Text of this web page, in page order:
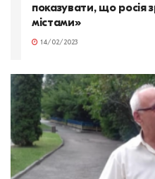
показувати, що росія
містами»
14/02/2023